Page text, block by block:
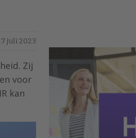
juli 2023
Zij
voor
kan